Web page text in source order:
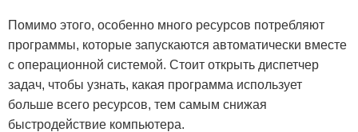
Помимо этого, особенно много ресурсов потребляют
программы, которые запускаются автоматически вместе
с операционной системой. Стоит открыть диспетчер
задач, чтобы узнать, какая программа использует
больше всего ресурсов, тем самым снижая
быстродействие компьютера.